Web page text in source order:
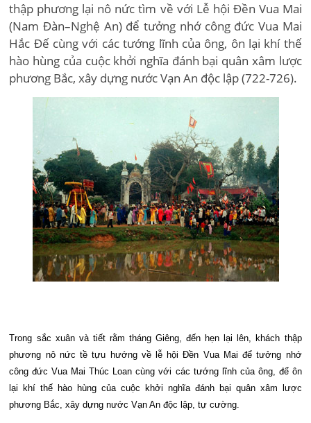
thập phương lại nô nức tìm về với Lễ hội Đền Vua Mai
(Nam Đàn–Nghệ An) để tưởng nhớ công đức Vua Mai
Hắc Đế cùng với các tướng lĩnh của ông, ôn lại khí thế
hào hùng của cuộc khởi nghĩa đánh bại quân xâm lược
phương Bắc, xây dựng nước Vạn An độc lập (722-726).
Trong sắc xuân và tiết rằm tháng Giêng, đến hẹn lại lên, khách thập
phương nô nức tề tựu hướng về lễ hội Đền Vua Mai để tưởng nhớ
công đức Vua Mai Thúc Loan cùng với các tướng lĩnh của ông, để ôn
lại khí thế hào hùng của cuộc khởi nghĩa đánh bại quân xâm lược
phương Bắc, xây dựng nước Vạn An độc lập, tự cường.